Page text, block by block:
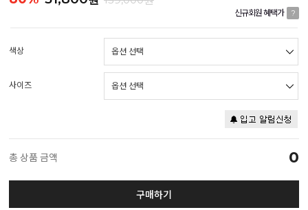
신규회원 혜택가 ?
색상
사이즈
총 상품 금액 0
구매하기